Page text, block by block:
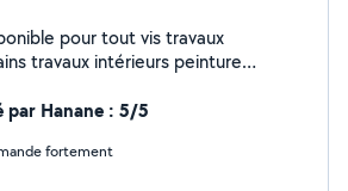
pour tout vis travaux
travaux intérieurs peinture
par Hanane : 5/5
recommande fortement